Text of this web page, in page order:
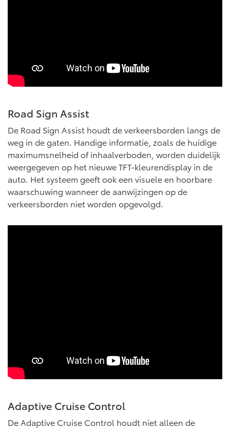
Road Sign Assist
De Road Sign Assist houdt de verkeersborden langs de
weg in de gaten. Handige informatie, zoals de huidige
maximumsnelheid of inhaalverboden, worden duidelijk
weergegeven op het nieuwe TFT-kleurendisplay in de
auto. Het systeem geeft ook een visuele en hoorbare
waarschuwing wanneer de aanwijzingen op de
verkeersborden niet worden opgevolgd.
Adaptive Cruise Control
De Adaptive Cruise Control houdt niet alleen de